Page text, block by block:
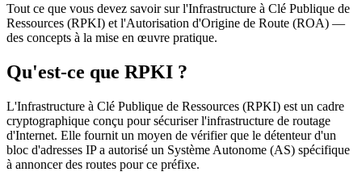
Tout ce que vous devez savoir sur l'Infrastructure à Clé Publique de
Ressources (RPKI) et l'Autorisation d'Origine de Route (ROA) —
des concepts à la mise en œuvre pratique.
Qu'est-ce que RPKI ?
L'Infrastructure à Clé Publique de Ressources (RPKI) est un cadre
cryptographique conçu pour sécuriser l'infrastructure de routage
d'Internet. Elle fournit un moyen de vérifier que le détenteur d'un
bloc d'adresses IP a autorisé un Système Autonome (AS) spécifique
à annoncer des routes pour ce préfixe.